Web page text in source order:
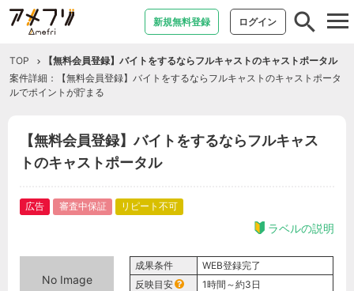
新規無料登録 ログイン
TOP
【無料会員登録】バイトをするならフルキャストのキャストポータル
案件詳細：【無料会員登録】バイトをするならフルキャストのキャストポータ
ルでポイントが貯まる
【無料会員登録】バイトをするならフルキャス
トのキャストポータル
広告 審査中保証 リピート不可
ラベルの説明
No Image
成果条件
WEB登録完了
反映目安
1時間～約3日